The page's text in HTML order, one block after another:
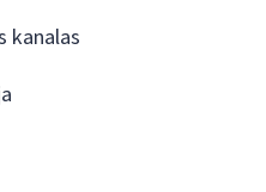
kanalas